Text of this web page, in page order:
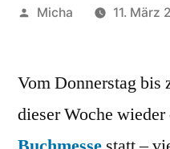
Veröffentlicht
Micha 11. März
Vom Donnerstag bis
dieser Woche wieder